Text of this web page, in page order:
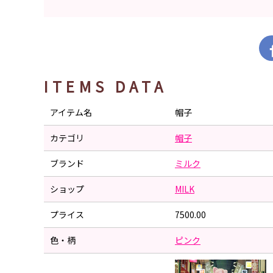
ITEMS DATA
アイテム名 帽子
カテゴリ 帽子
ブランド ミルク
ショップ MILK
プライス 7500.00
色・柄 ピンク